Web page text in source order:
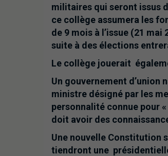
militaires qui seront issus
ce collège assumera les
de 9 mois à l’issue (21
suite à des élections
Le collège jouerait
Un gouvernement d’union
ministre désigné par les
personnalité connue pour
doit avoir des
Une nouvelle Constitution
tiendront une